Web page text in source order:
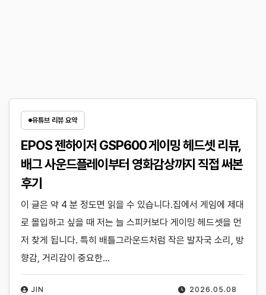
유튜브 리뷰 요약
EPOS 젠하이저 GSP600 게이밍 헤드셋 리뷰,
배그 사운드플레이부터 영화감상까지 직접 써본
후기
2026.05.08
JIN
이 글은 약 4 분 정도면 읽을 수 있습니다.집에서 게임에 제대
로 몰입하고 싶을 때 저는 늘 스피커보다 게이밍 헤드셋을 먼
저 찾게 됩니다. 특히 배틀그라운드처럼 작은 발자국 소리, 방
향감, 거리감이 중요한…